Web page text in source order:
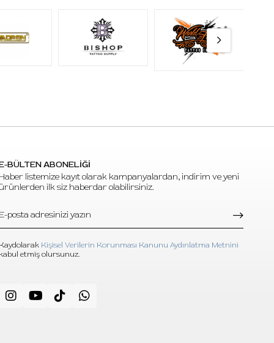
BÜLTEN ABONELİĞİ
Haber listemize kayıt olarak kampanyalardan, indirim ve yeni
ürünlerden ilk siz haberdar olabilirsiniz.
Kaydolarak Kişisel Verilerin Korunması Kanunu Aydınlatma Metnini
kabul etmiş olursunuz.